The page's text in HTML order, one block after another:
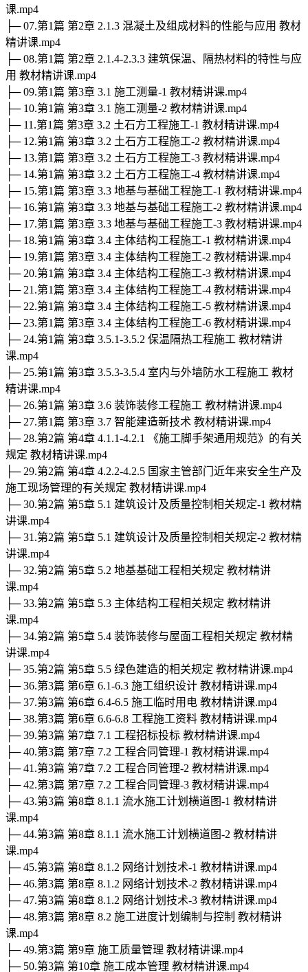
课.mp4
├─ 07.第1篇 第2章 2.1.3 混凝土及组成材料的性能与应用 教材
精讲课.mp4
├─ 08.第1篇 第2章 2.1.4-2.3.3 建筑保温、隔热材料的特性与应
用 教材精讲课.mp4
├─ 09.第1篇 第3章 3.1 施工测量-1 教材精讲课.mp4
├─ 10.第1篇 第3章 3.1 施工测量-2 教材精讲课.mp4
├─ 11.第1篇 第3章 3.2 土石方工程施工-1 教材精讲课.mp4
├─ 12.第1篇 第3章 3.2 土石方工程施工-2 教材精讲课.mp4
├─ 13.第1篇 第3章 3.2 土石方工程施工-3 教材精讲课.mp4
├─ 14.第1篇 第3章 3.2 土石方工程施工-4 教材精讲课.mp4
├─ 15.第1篇 第3章 3.3 地基与基础工程施工-1 教材精讲课.mp4
├─ 16.第1篇 第3章 3.3 地基与基础工程施工-2 教材精讲课.mp4
├─ 17.第1篇 第3章 3.3 地基与基础工程施工-3 教材精讲课.mp4
├─ 18.第1篇 第3章 3.4 主体结构工程施工-1 教材精讲课.mp4
├─ 19.第1篇 第3章 3.4 主体结构工程施工-2 教材精讲课.mp4
├─ 20.第1篇 第3章 3.4 主体结构工程施工-3 教材精讲课.mp4
├─ 21.第1篇 第3章 3.4 主体结构工程施工-4 教材精讲课.mp4
├─ 22.第1篇 第3章 3.4 主体结构工程施工-5 教材精讲课.mp4
├─ 23.第1篇 第3章 3.4 主体结构工程施工-6 教材精讲课.mp4
├─ 24.第1篇 第3章 3.5.1-3.5.2 保温隔热工程施工 教材精讲
课.mp4
├─ 25.第1篇 第3章 3.5.3-3.5.4 室内与外墙防水工程施工 教材
精讲课.mp4
├─ 26.第1篇 第3章 3.6 装饰装修工程施工 教材精讲课.mp4
├─ 27.第1篇 第3章 3.7 智能建造新技术 教材精讲课.mp4
├─ 28.第2篇 第4章 4.1.1-4.2.1 《施工脚手架通用规范》的有关
规定 教材精讲课.mp4
├─ 29.第2篇 第4章 4.2.2-4.2.5 国家主管部门近年来安全生产及
施工现场管理的有关规定 教材精讲课.mp4
├─ 30.第2篇 第5章 5.1 建筑设计及质量控制相关规定-1 教材精
讲课.mp4
├─ 31.第2篇 第5章 5.1 建筑设计及质量控制相关规定-2 教材精
讲课.mp4
├─ 32.第2篇 第5章 5.2 地基基础工程相关规定 教材精讲
课.mp4
├─ 33.第2篇 第5章 5.3 主体结构工程相关规定 教材精讲
课.mp4
├─ 34.第2篇 第5章 5.4 装饰装修与屋面工程相关规定 教材精
讲课.mp4
├─ 35.第2篇 第5章 5.5 绿色建造的相关规定 教材精讲课.mp4
├─ 36.第3篇 第6章 6.1-6.3 施工组织设计 教材精讲课.mp4
├─ 37.第3篇 第6章 6.4-6.5 施工临时用电 教材精讲课.mp4
├─ 38.第3篇 第6章 6.6-6.8 工程施工资料 教材精讲课.mp4
├─ 39.第3篇 第7章 7.1 工程招标投标 教材精讲课.mp4
├─ 40.第3篇 第7章 7.2 工程合同管理-1 教材精讲课.mp4
├─ 41.第3篇 第7章 7.2 工程合同管理-2 教材精讲课.mp4
├─ 42.第3篇 第7章 7.2 工程合同管理-3 教材精讲课.mp4
├─ 43.第3篇 第8章 8.1.1 流水施工计划横道图-1 教材精讲
课.mp4
├─ 44.第3篇 第8章 8.1.1 流水施工计划横道图-2 教材精讲
课.mp4
├─ 45.第3篇 第8章 8.1.2 网络计划技术-1 教材精讲课.mp4
├─ 46.第3篇 第8章 8.1.2 网络计划技术-2 教材精讲课.mp4
├─ 47.第3篇 第8章 8.1.2 网络计划技术-3 教材精讲课.mp4
├─ 48.第3篇 第8章 8.2 施工进度计划编制与控制 教材精讲
课.mp4
├─ 49.第3篇 第9章 施工质量管理 教材精讲课.mp4
├─ 50.第3篇 第10章 施工成本管理 教材精讲课.mp4